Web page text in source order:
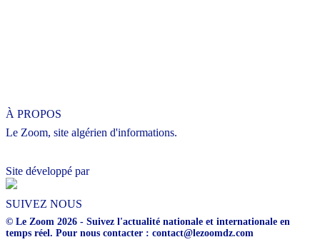
À PROPOS
Le Zoom, site algérien d'informations.
Site développé par
SUIVEZ NOUS
© Le Zoom 2026 - Suivez l'actualité nationale et internationale en
temps réel. Pour nous contacter : contact@lezoomdz.com